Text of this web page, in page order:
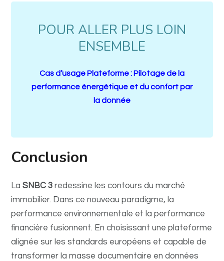
POUR ALLER PLUS LOIN
ENSEMBLE
Cas d’usage Plateforme : Pilotage de la
performance énergétique et du confort par
la donnée
Conclusion
LaSNBC 3 redessine les contours du marché
immobilier. Dans ce nouveau paradigme, la
performance environnementale et la performance
financière fusionnent. En choisissant une plateforme
alignée sur les standards européens et capable de
transformer la masse documentaire en données